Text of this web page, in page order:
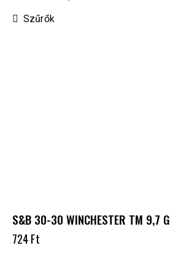
Szűrők
S&B 30-30 WINCHESTER TM 9,7 G
724Ft